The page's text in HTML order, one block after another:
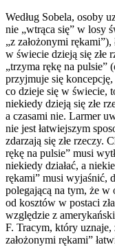
Według Sobela, osoby
nie „wtrąca się” w losy
„z założonymi
w świecie dzieją się złe
„trzyma rękę na pulsie”
przyjmuje się
co dzieje się w świecie,
niekiedy dzieją się złe
a czasami nie. Larmer
nie jest łatwiejszym
zdarzają się złe rzeczy.
rękę na pulsie” musi
niekiedy działać, a
rękami” musi wyjaśnić,
polegającą na tym, że w
od kosztów w postaci
względzie z
F. Tracym, który
założonymi rękami”